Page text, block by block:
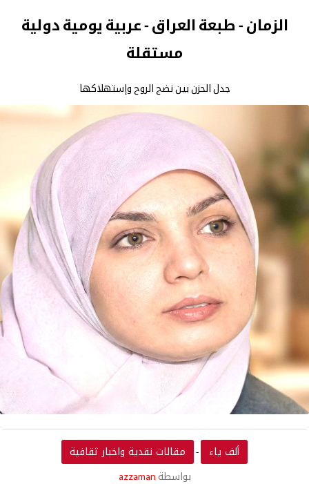
الزمان - طبعة العراق - عربية يومية دولية
مستقلة
جدل الحزن بين نضج الروح وإستهلاكها
ألف ياء - مقالات نقدية واخبار ثقافية
بواسطة azzaman